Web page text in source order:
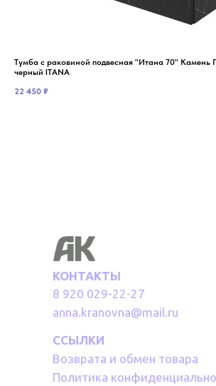
Тумба с раковиной подвесная "Итана 70" Камень
черный ITANA
22 450 ₽
КОНТАКТЫ
8 920 029-22-27
anna.kranovna@mail.ru
ССЫЛКИ
Возврата и обмен товара
Политика